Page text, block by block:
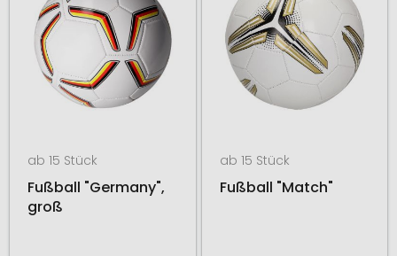
ab 15 Stück
Fußball "Germany",
groß
ab 15 Stück
Fußball "Match"